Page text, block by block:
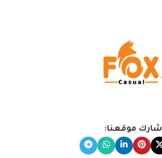
شارك موقعنا: